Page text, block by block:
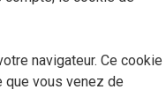
navigateur. Ce cookie
que vous venez de